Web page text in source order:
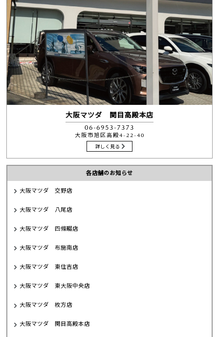
大阪マツダ 関目高殿本店
06-6953-7373
大阪市旭区高殿4-22-40
詳しく見る
各店舗のお知らせ
大阪マツダ 交野店
大阪マツダ 八尾店
大阪マツダ 四條畷店
大阪マツダ 布施南店
大阪マツダ 東住吉店
大阪マツダ 東大阪中央店
大阪マツダ 枚方店
大阪マツダ 関目高殿本店